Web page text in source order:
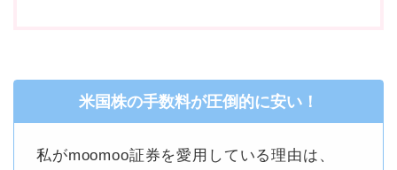
米国株の手数料が圧倒的に安い！
私がmoomoo証券を愛用している理由は、